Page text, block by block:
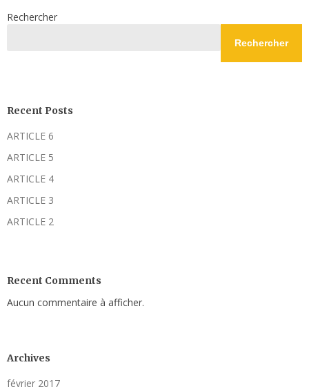
Rechercher
Rechercher
Recent Posts
ARTICLE 6
ARTICLE 5
ARTICLE 4
ARTICLE 3
ARTICLE 2
Recent Comments
Aucun commentaire à afficher.
Archives
février 2017